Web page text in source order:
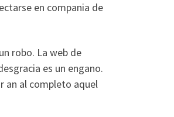
en compania de
robo. La web de
es un engano.
an al completo aquel